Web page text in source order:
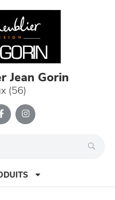
Jean Gorin
(56)